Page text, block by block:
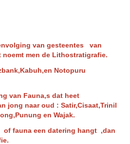
van gesteentes van
noemt men de Lithostratigrafie.
Notopuru
van Fauna,s dat heet
jong naar oud : Satir,Cisaat,Trinil
en Wajak.
of fauna een datering hangt ,dan